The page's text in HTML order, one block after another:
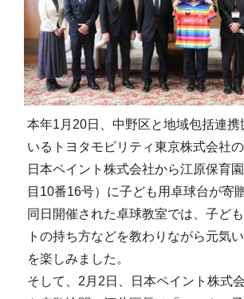
本年1月20日、中野区と地域包括連携
いるトヨタモビリティ東京株式会社の
日本ペイント株式会社から江原保育
目10番16号）に子ども用卓球台が寄
同日開催された卓球教室では、子ど
トの持ち方などを教わりながら元気
を楽しみました。
そして、2月2日、日本ペイント株式